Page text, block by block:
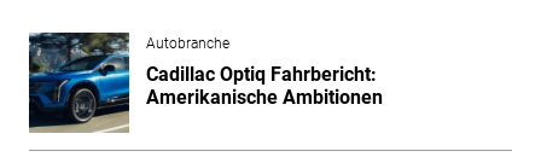
Autobranche
Cadillac Optiq Fahrbericht:
Amerikanische Ambitionen